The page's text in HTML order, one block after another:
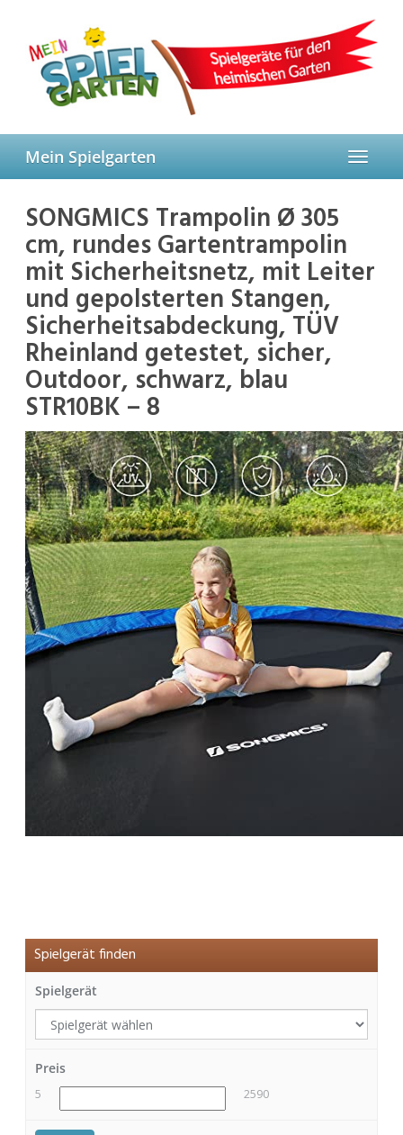
content
Toggle
Mein Spielgarten
SONGMICS Trampolin Ø 305
cm, rundes Gartentrampolin
mit Sicherheitsnetz, mit Leiter
und gepolsterten Stangen,
Sicherheitsabdeckung, TÜV
Rheinland getestet, sicher,
Outdoor, schwarz, blau
STR10BK – 8
Spielgerät finden
Spielgerät
Preis
5 2590